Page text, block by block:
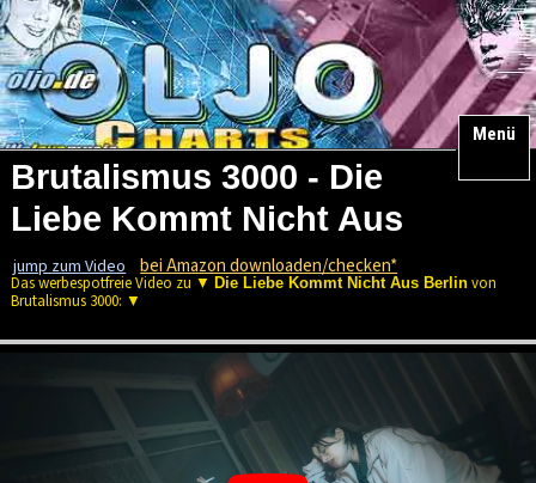
#REF! #REF!#REF! #REF! #REF!
Menü
Brutalismus 3000 - Die
Liebe Kommt Nicht Aus
Berlin
jump zum Video bei Amazon downloaden/checken*
Das werbespotfreie Video zu ▼ Die Liebe Kommt Nicht Aus Berlinvon
Brutalismus 3000: ▼